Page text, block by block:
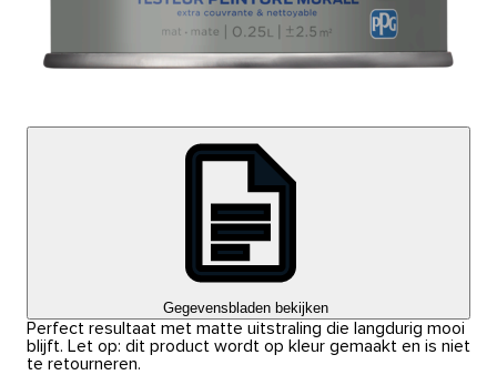
Gegevensbladen bekijken
Perfect resultaat met matte uitstraling die langdurig mooi
blijft. Let op: dit product wordt op kleur gemaakt en is niet
te retourneren.